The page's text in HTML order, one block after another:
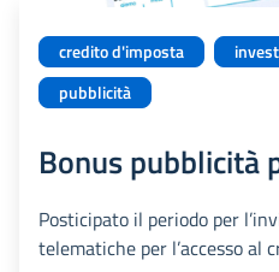
credito d'imposta
pubblicità
Bonus pubblicità
Posticipato il periodo per
telematiche per l’accesso al